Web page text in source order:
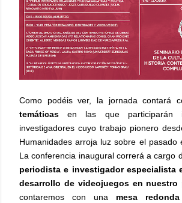
Como podéis ver, la jornada contará
temáticas en las que participarán
investigadores cuyo trabajo pionero
Humanidades arroja luz sobre el pasado
La conferencia inaugural correrá a cargo
periodista e investigador especialista
desarrollo de videojuegos en nuestro
contaremos con una mesa redonda